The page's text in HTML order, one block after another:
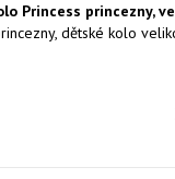
Princess princezny,